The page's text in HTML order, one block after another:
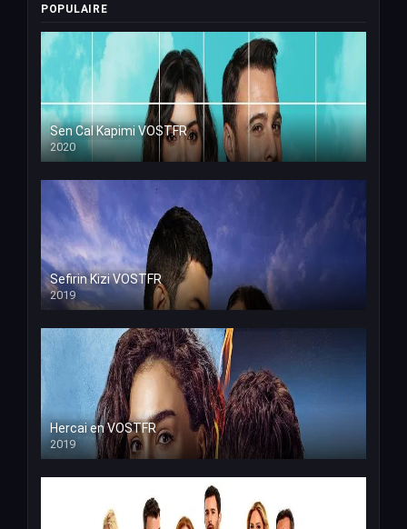
POPULAIRE
Sen Cal Kapimi VOSTFR
2020
Sefirin Kizi VOSTFR
2019
Hercai en VOSTFR
2019